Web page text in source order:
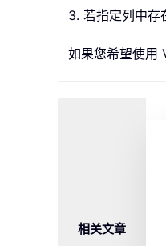
3. 若指定列中存
如果您希望使用
相关文章